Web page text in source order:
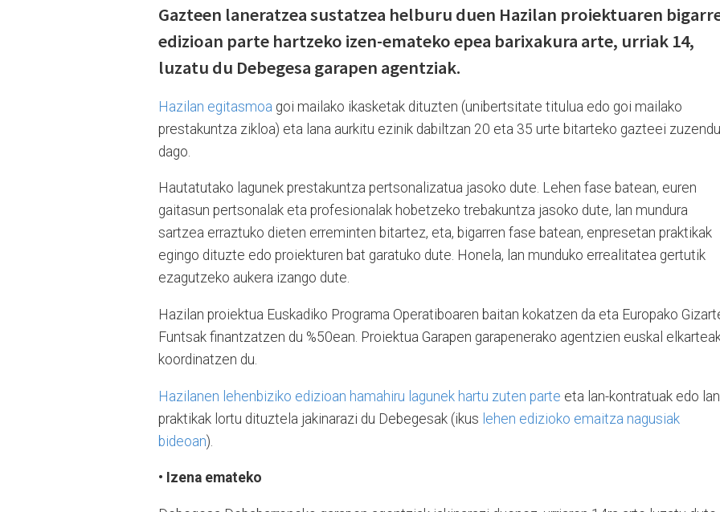
Gazteen laneratzea sustatzea helburu duen Hazilan proiektuaren
edizioan parte hartzeko izen-emateko epea barixakura arte, urriak 14,
luzatu du Debegesa garapen agentziak.
Hazilan egitasmoa goi mailako ikasketak dituzten (unibertsitate titulua edo goi mailako
prestakuntza zikloa) eta lana aurkitu ezinik dabiltzan 20 eta 35 urte bitarteko gazteei
dago.
Hautatutako lagunek prestakuntza pertsonalizatua jasoko dute. Lehen fase batean, euren
gaitasun pertsonalak eta profesionalak hobetzeko trebakuntza jasoko dute, lan mundura
sartzea erraztuko dieten erreminten bitartez, eta, bigarren fase batean, enpresetan praktikak
egingo dituzte edo proiekturen bat garatuko dute. Honela, lan munduko errealitatea gertutik
ezagutzeko aukera izango dute.
Hazilan proiektua Euskadiko Programa Operatiboaren baitan kokatzen da eta Europako
Funtsak finantzatzen du %50ean. Proiektua Garapen garapenerako agentzien euskal
koordinatzen du.
Hazilanen lehenbiziko edizioan hamahiru lagunek hartu zuten parte eta lan-kontratuak edo
praktikak lortu dituztela jakinarazi du Debegesak (ikus lehen edizioko emaitza nagusiak
bideoan).
• Izena emateko